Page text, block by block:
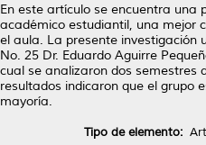
En este artículo se encuentra una
académico estudiantil, una mejor
el aula. La presente investigación
No. 25 Dr. Eduardo Aguirre
cual se analizaron dos semestres
resultados indicaron que el grupo
mayoría.
Tipo de elemento: